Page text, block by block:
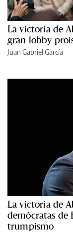
La victoria de
gran lobby
Juan Gabriel García
La victoria de
demócratas de
trumpismo